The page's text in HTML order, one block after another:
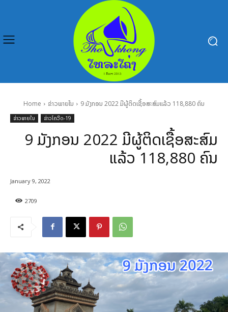
Home ຂ່າວພາຍໃນ 9 ມັງກອນ 2022 ມີຜູ້ຕິດເຊື້ອສະສົມແລ້ວ 118,880 ຄົນ
ຂ່າວພາຍໃນ ຂ່າວໂຄວິດ-19
9 ມັງກອນ 2022 ມີຜູ້ຕິດເຊື້ອສະສົມ
ແລ້ວ 118,880 ຄົນ
2709
January 9, 2022